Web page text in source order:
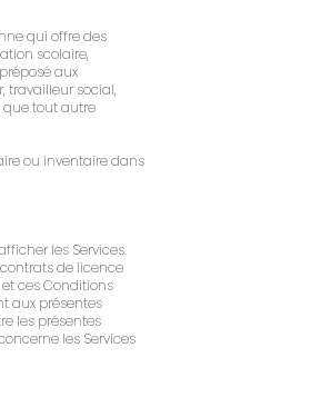
qui offre des
scolaire,
aux
travailleur social,
que tout autre
ou inventaire dans
les Services.
de licence
ces Conditions
aux présentes
les présentes
les Services